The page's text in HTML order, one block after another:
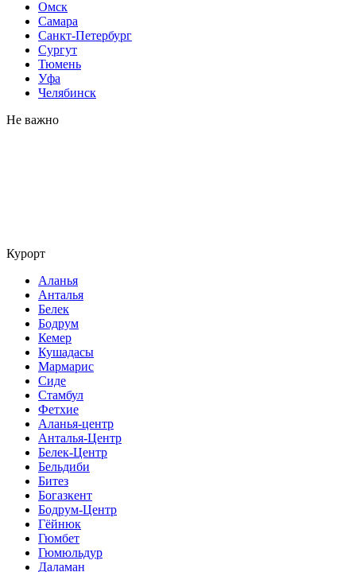
Омск
Самара
Санкт-Петербург
Сургут
Тюмень
Уфа
Челябинск
Не важно
Курорт
Аланья
Анталья
Белек
Бодрум
Кемер
Кушадасы
Мармарис
Сиде
Стамбул
Фетхие
Аланья-центр
Анталья-Центр
Белек-Центр
Бельдиби
Битез
Богазкент
Бодрум-Центр
Гёйнюк
Гюмбет
Гюмюльдур
Даламан